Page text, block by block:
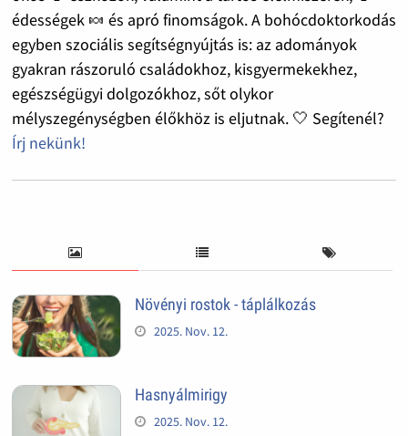
édességek 🍬 és apró finomságok. A bohócdoktorkodás
egyben szociális segítségnyújtás is: az adományok
gyakran rászoruló családokhoz, kisgyermekekhez,
egészségügyi dolgozókhoz, sőt olykor
mélyszegénységben élőkhöz is eljutnak. 🤍 Segítenél?
Írj nekünk!
Növényi rostok - táplálkozás
2025. Nov. 12.
Hasnyálmirigy
2025. Nov. 12.